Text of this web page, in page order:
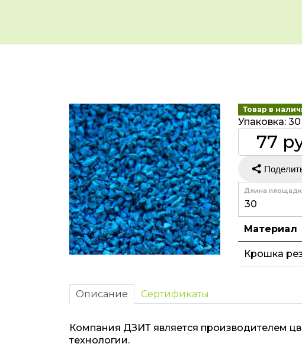
Товар в
Упаковка: 30
77
Длина
Материал
Крошка
Описание Сертификаты
Компания ДЗИТ является производителем
технологии.